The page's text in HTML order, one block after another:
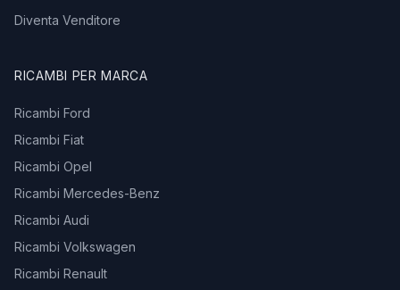
Diventa Venditore
RICAMBI PER MARCA
Ricambi Ford
Ricambi Fiat
Ricambi Opel
Ricambi Mercedes-Benz
Ricambi Audi
Ricambi Volkswagen
Ricambi Renault